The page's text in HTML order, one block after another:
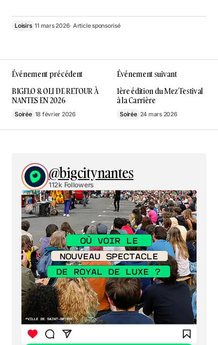
Loisirs 11 mars 2026· Article sponsorisé
Événement précédent
BIGFLO & OLI DE RETOUR À
NANTES EN 2026
Soirée 18 février 2026
Événement suivant
1ère édition du Mez’Festival
à la Carrière
Soirée 24 mars 2026
@bigcitynantes
112k Followers